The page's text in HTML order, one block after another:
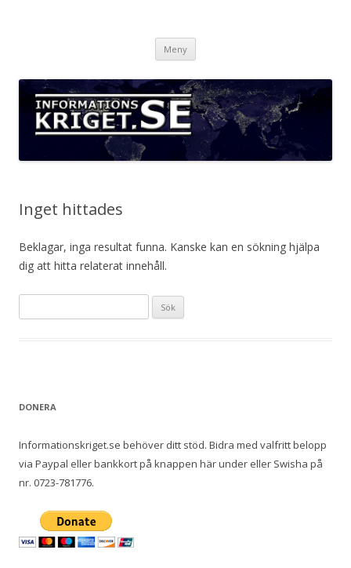
Meny
Inget hittades
Beklagar, inga resultat funna. Kanske kan en sökning hjälpa
dig att hitta relaterat innehåll.
efter:
DONERA
Informationskriget.se behöver ditt stöd. Bidra med valfritt belopp
via Paypal eller bankkort på knappen här under eller Swisha på
nr. 0723-781776.